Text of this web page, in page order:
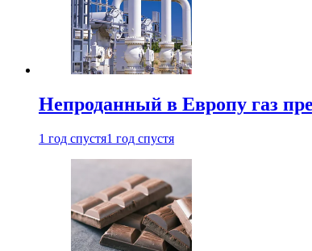
Непроданный в Европу газ
1 год спустя1 год спустя